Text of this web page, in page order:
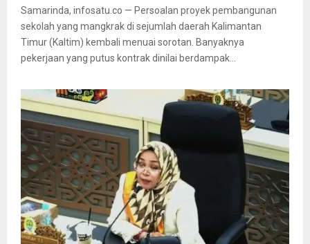
Samarinda, infosatu.co — Persoalan proyek pembangunan
sekolah yang mangkrak di sejumlah daerah Kalimantan
Timur (Kaltim) kembali menuai sorotan. Banyaknya
pekerjaan yang putus kontrak dinilai berdampak...